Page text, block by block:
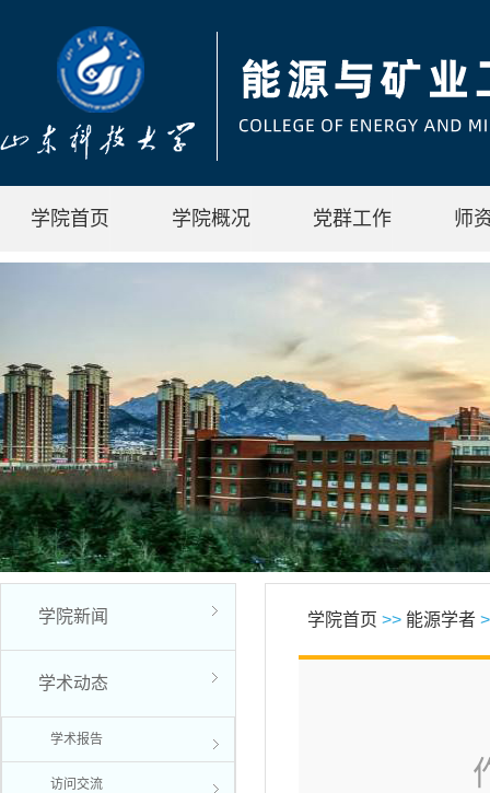
学院首页 学院概况 党群工作 师
学院新闻
学术动态
学术报告
访问交流
学院首页 >> 能源学者